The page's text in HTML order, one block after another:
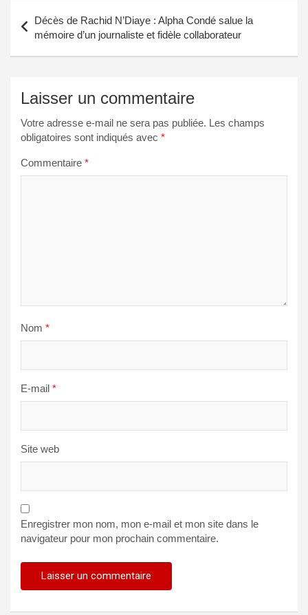
de
l’article
Décès de Rachid N’Diaye : Alpha Condé salue la
mémoire d’un journaliste et fidèle collaborateur
Laisser un commentaire
Votre adresse e-mail ne sera pas publiée. Les champs
obligatoires sont indiqués avec *
Commentaire *
Nom *
E-mail *
Site web
Enregistrer mon nom, mon e-mail et mon site dans le
navigateur pour mon prochain commentaire.